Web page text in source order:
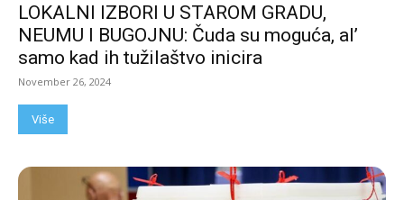
LOKALNI IZBORI U STAROM GRADU,
NEUMU I BUGOJNU: Čuda su moguća, al’
samo kad ih tužilaštvo inicira
November 26, 2024
Više